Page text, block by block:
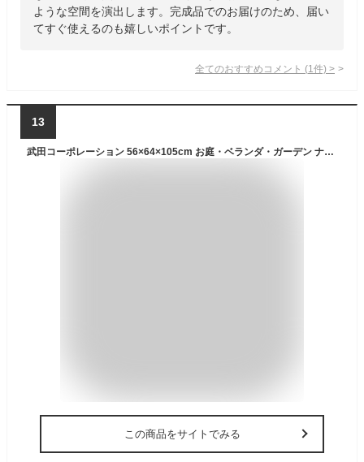
ような空間を演出します。完成品でのお届けのため、届い
てすぐ使えるのも嬉しいポイントです。
全てのおすすめコメント (1 件) >
13
武田コーポレーション 56×64×105cm お庭・ベランダ・ガーデン ナチュラル 木製リクライニングチェア LN-G-VMRC64NA
この商品をサイトでみる